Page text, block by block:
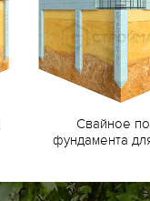
Свайное
фундамента